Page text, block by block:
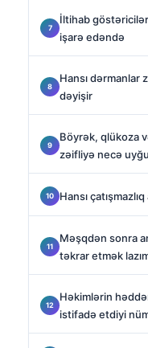
İltihab
işarə edəndə
Hansı dərmanlar
dəyişir
Böyrək, qlükoza
zəifliyə necə
Hansı
Məşqdən sonra
təkrar etmək
Həkimlərin
istifadə etdiyi